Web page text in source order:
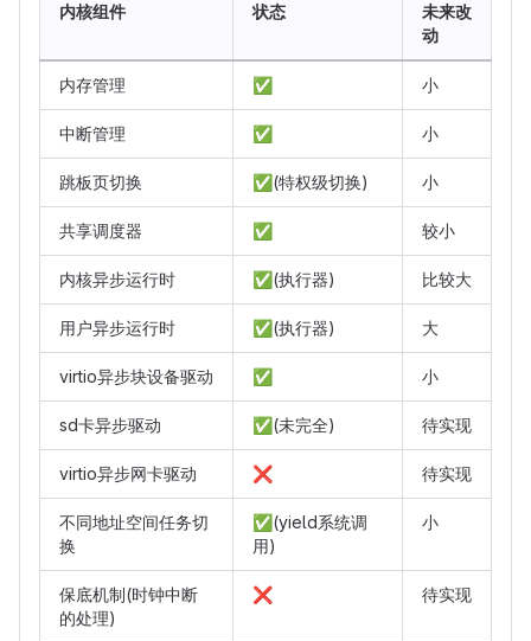
内核组件 状态
未来改
动
内存管理 ✅ 小
中断管理 ✅ 小
跳板页切换 ✅(特权级切换) 小
共享调度器 ✅ 较小
内核异步运行时 ✅(执行器) 比较大
用户异步运行时 ✅(执行器) 大
virtio异步块设备驱动 ✅ 小
sd卡异步驱动 ✅(未完全) 待实现
virtio异步网卡驱动 ❌ 待实现
不同地址空间任务切
换
✅(yield系统调
用)
小
保底机制(时钟中断
的处理)
❌ 待实现